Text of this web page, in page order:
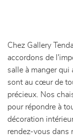
chambres et
décoration
Chez Gallery
accordons de
salle à manger
sont au cœur de
précieux. Nos
pour répondre à
décoration
rendez-vous dans